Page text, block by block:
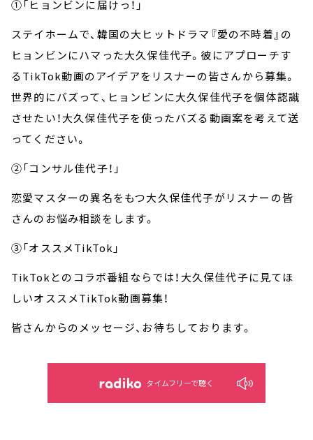
①「ヒョンビンに届けっ！」
ステイホームで、韓国の大ヒットドラマ『愛の不時着』の
ヒョンビンにハマった大久保佳代子。彼にアプローチす
るTikTok動画のアイデアをリスナーの皆さんから募集。
世界的にバズって、ヒョンビンに大久保佳代子を個体認識
させたい！大久保佳代子を使ったバズる動画案を考えて送
ってください。
②「コンサル佳代子！」
恋愛マスターの異名をもつ大久保佳代子がリスナーの皆
さんのお悩み相談をします。
③「オススメTikTok」
TikTokとのコラボ番組ならでは！大久保佳代子に見てほ
しいオススメTikTok動画募集！
皆さんからのメッセージ、お待ちしております。
タイムフリーで聴く